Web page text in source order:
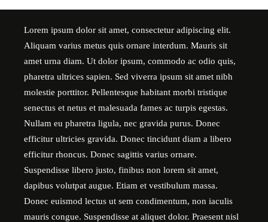
Lorem ipsum dolor sit amet, consectetur adipiscing elit.
Aliquam varius metus quis ornare interdum. Mauris sit
amet urna diam. Ut dolor ipsum, commodo ac odio quis,
pharetra ultrices sapien. Sed viverra ipsum sit amet nibh
molestie porttitor. Pellentesque habitant morbi tristique
senectus et netus et malesuada fames ac turpis egestas.
Nullam eu pharetra ligula, nec gravida purus. Donec
efficitur ultricies gravida. Donec tincidunt diam a libero
efficitur rhoncus. Donec sagittis varius ornare.
Suspendisse libero justo, finibus non lorem sit amet,
dapibus volutpat augue. Etiam et vestibulum massa.
Donec euismod lectus ut sem condimentum, non iaculis
mauris congue. Suspendisse at aliquet dolor. Praesent nisl